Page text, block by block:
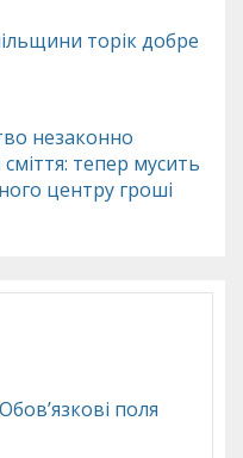
торік добре
незаконно
тепер мусить
центру гроші
Обов’язкові поля